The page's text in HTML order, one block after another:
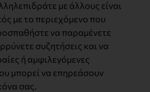
με άλλους είναι
με το περιεχόμενο που
να παραμένετε
συζητήσεις και να
ή αμφιλεγόμενες
μπορεί να επηρεάσουν
σας.